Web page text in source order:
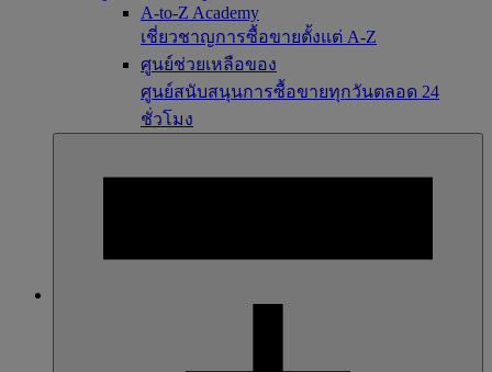
A-to-Z Academy
เชี่ยวชาญการซื้อขายตั้งแต่ A-Z
ศูนย์ช่วยเหลือของ
ศูนย์สนับสนุนการซื้อขายทุกวันตลอด 24
ชั่วโมง